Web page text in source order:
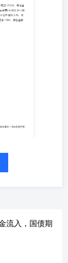
仓比为0.53。 高天
从业资格号：
货流动性情况 李逸
格号：F03105861
，2年期债(TS)成交
持仓金额1324.62亿
比为0.62。5年期债
0.51%；持仓金额
成交持仓比为
号：F03108562投
号 数据来源：天
货研究院 数据来
读本报告最后一
究院 数据来源：
华泰期货研究
来源：Wind华泰期
研究院 数据来
流入，国债期